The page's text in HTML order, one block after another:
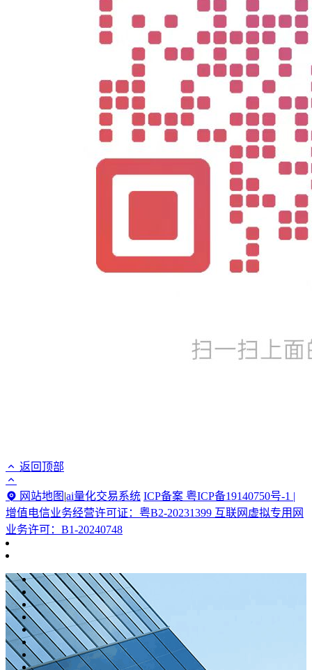
返回顶部
网站地图 |ai量化交易系统 ICP备案 粤ICP备19140750号-1 |
增值电信业务经营许可证：粤B2-20231399 互联网虚拟专用网
业务许可：B1-20240748